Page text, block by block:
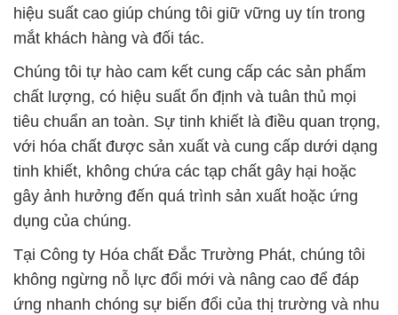
hiệu suất cao giúp chúng tôi giữ vững uy tín trong
mắt khách hàng và đối tác.
Chúng tôi tự hào cam kết cung cấp các sản phẩm
chất lượng, có hiệu suất ổn định và tuân thủ mọi
tiêu chuẩn an toàn. Sự tinh khiết là điều quan trọng,
với hóa chất được sản xuất và cung cấp dưới dạng
tinh khiết, không chứa các tạp chất gây hại hoặc
gây ảnh hưởng đến quá trình sản xuất hoặc ứng
dụng của chúng.
Tại Công ty Hóa chất Đắc Trường Phát, chúng tôi
không ngừng nỗ lực đổi mới và nâng cao để đáp
ứng nhanh chóng sự biến đổi của thị trường và nhu